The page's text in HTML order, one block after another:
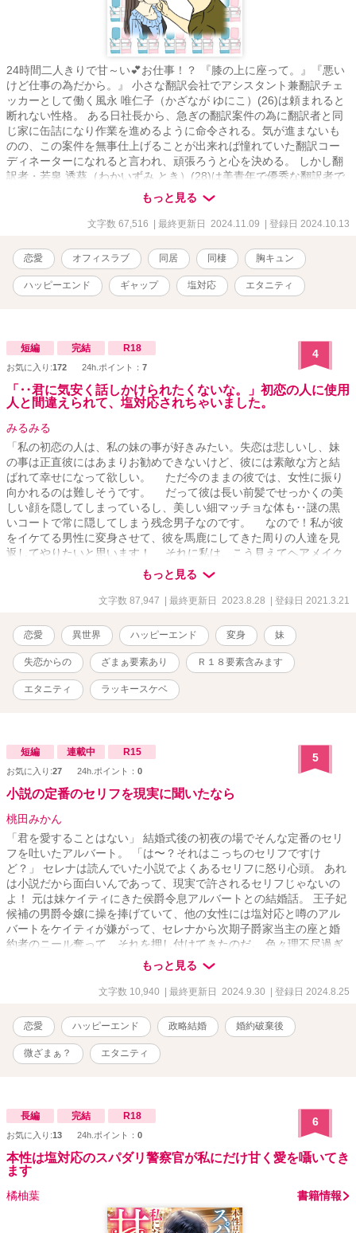
24時間二人きりで甘～い💕お仕事！？ 『膝の上に座って。』『悪い
けど仕事の為だから。』 小さな翻訳会社でアシスタント兼翻訳チェ
ッカーとして働く風永 唯仁子（かざなが ゆにこ）(26)は頼まれると
断れない性格。 ある日社長から、急ぎの翻訳案件の為に翻訳者と同
じ家に缶詰になり作業を進めるように命令される。気が進まないも
のの、この案件を無事仕上げることが出来れば憧れていた翻訳コー
ディネーターになれると言われ、頑張ろうと心を決める。 しかし翻
訳者・若泉 透葵（わかいずみ とき）(28)は美青年で優秀な翻訳者で
あるが何を考えているのかわからない。 彼のベッドが置かれた部屋
で二人きりで甘い恋愛シミュレーションゲームの翻訳を進めるが、
透葵は翻訳の参考にする為と言って、唯仁子にあれやこれやのスキ
の人と恋愛関係になりたくない唯仁子と、恋愛はくだらないものだ
と思っている透葵だったが・・・。 ＊導入部分は説明部分が多く退
屈かもしれませんが、この物語に必要な部分なので、こらえて読み
進めて頂けると有り難いです。 ＜表紙イラスト＞ 男女：わかめサロ
もっと見る
文字数 67,516 | 最終更新日 2024.11.09 | 登録日 2024.10.13
恋愛 オフィスラブ 同居 同棲 胸キュン
ハッピーエンド ギャップ 塩対応 エタニティ
短編 完結 R18
お気に入り:172 24h.ポイント： 7
4
「‥君に気安く話しかけられたくないな。」初恋の人に使用
人と間違えられて、塩対応されちゃいました。
みるみる
「私の初恋の人は、私の妹の事が好きみたい。失恋は悲しいし、妹
の事は正直彼にはあまりお勧めできないけど、彼には素敵な方と結
ばれて幸せになって欲しい。 ただ今のままの彼では、女性に振り
向かれるのは難しそうです。 だって彼は長い前髪でせっかくの美
しい顔を隠してしまっているし、美しい細マッチョな体も‥謎の黒
いコートで常に隠してしまう残念男子なのです。 なので！私が彼
をイケてる男性に変身させて、彼を馬鹿にしてきた周りの人達を見
返してやりたいと思います！ それに私は、こう見えてヘアメイク
の腕はプロ級ですの。だってお義母様と妹の美しさも実は私の‥‥
おっと、もうこれ以上は言えません。とにかく私の腕にかかれば誰
だって素敵になれてしまうのです！ だから勇気を出して初めて自
を実らせてたいから、手伝わせて欲しいだって？‥君みたいな失礼
な使用人は見た事がない！この事は侯爵に報告するから覚悟してお
け。 それと‥君は鏡を見た事があるのかい？僕の容姿をとやかく言
う前に、君こそ自分のその無様な容姿をしっかりと自覚すべきで
は？」 と彼に大声で怒鳴られてしまいました。おまけに自分の容
姿も貶された気がします。‥でも、彼にこうして近づけたのがとて
てば何故グスタフ卿と裸で抱き合って寝ていたの？えっ、全然覚え
がないんだけど‥！」 何故かいつの間にか彼と懇ろな仲になって
しまっていました。 ※不定期更新です。更新の日にちがあきすぎた
らごめんなさい。
もっと見る
文字数 87,947 | 最終更新日 2023.8.28 | 登録日 2021.3.21
恋愛 異世界 ハッピーエンド 変身 妹
失恋からの ざまぁ要素あり Ｒ１８要素含みます
エタニティ ラッキースケベ
短編 連載中 R15
お気に入り:27 24h.ポイント： 0
5
小説の定番のセリフを現実に聞いたなら
桃田みかん
「君を愛することはない」 結婚式後の初夜の場でそんな定番のセリ
フを吐いたアルバート。 「は〜？それはこっちのセリフですけ
ど？」 セレナは読んでいた小説でよくあるセリフに怒り心頭。 あれ
は小説だから面白いんであって、現実で許されるセリフじゃないの
よ！ 元は妹ケイティにきた侯爵令息アルバートとの結婚話。 王子妃
候補の男爵令嬢に操を捧げていて、他の女性には塩対応と噂のアル
バートをケイティが嫌がって、セレナから次期子爵家当主の座と婚
約者のニール奪って、それを押し付けてきたのだ。 色々理不尽過ぎ
て、セレナはぷっつん切れてしまった。
もっと見る
文字数 10,940 | 最終更新日 2024.9.30 | 登録日 2024.8.25
恋愛 ハッピーエンド 政略結婚 婚約破棄後
微ざまぁ？ エタニティ
長編 完結 R18
お気に入り:13 24h.ポイント： 0
6
本性は塩対応のスパダリ警察官が私にだけ甘く愛を囁いてき
ます
橘柚葉 書籍情報